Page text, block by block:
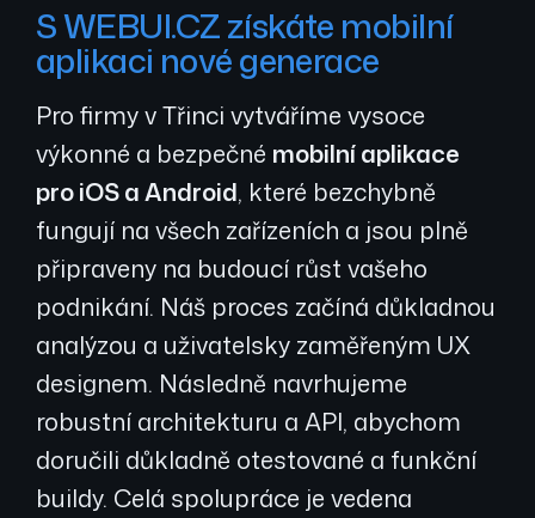
S WEBUI.CZ získáte mobilní
aplikaci nové generace
Pro firmy v Třinci vytváříme vysoce
výkonné a bezpečné mobilní aplikace
pro iOS a Android, které bezchybně
fungují na všech zařízeních a jsou plně
připraveny na budoucí růst vašeho
podnikání. Náš proces začíná důkladnou
analýzou a uživatelsky zaměřeným UX
designem. Následně navrhujeme
robustní architekturu a API, abychom
doručili důkladně otestované a funkční
buildy. Celá spolupráce je vedena